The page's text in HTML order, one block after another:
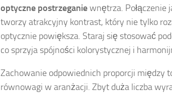
optyczne postrzeganiewnętrza. Połączenie
tworzy atrakcyjny kontrast, który nie tylko
optycznie powiększa. Staraj się stosować
co sprzyja spójności kolorystycznej i
Zachowanie odpowiednich proporcji między
równowagi w aranżacji. Zbyt duża liczba